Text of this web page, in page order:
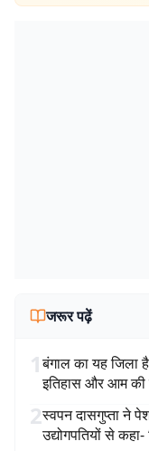
जरूर पढ़ें
1बंगाल का यह जिला है
इतिहास और आम की
2स्वपन दासगुप्ता ने
उद्योगपतियों से